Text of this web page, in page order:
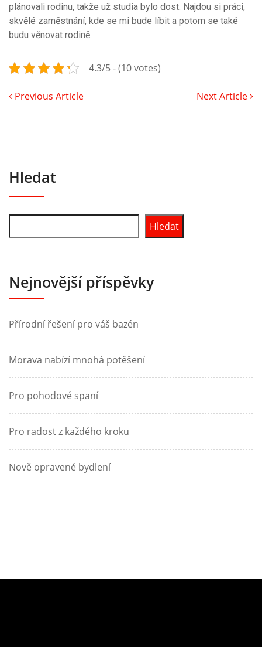
plánovali rodinu, takže už studia bylo dost. Najdou si práci,
skvělé zaměstnání, kde se mi bude líbit a potom se také
budu věnovat rodině.
4.3/5 - (10 votes)
Previous Article Next Article
Hledat
Hledat
Nejnovější příspěvky
Přírodní řešení pro váš bazén
Morava nabízí mnohá potěšení
Pro pohodové spaní
Pro radost z každého kroku
Nově opravené bydlení